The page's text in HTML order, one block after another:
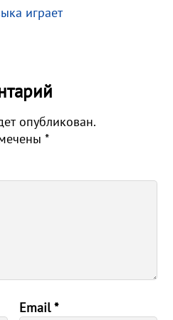
играет
опубликован.
*
Email*